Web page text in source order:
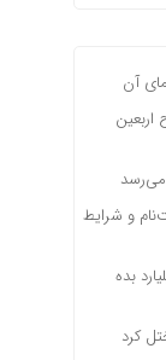
آن
اربعین
می‌رسد
و شرایط
با سهمیه اقامت / ۸ میلیارد بده
کرد